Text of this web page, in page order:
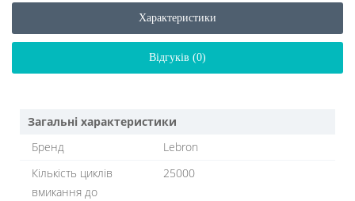
Характеристики
Відгуків (0)
Загальні характеристики
Бренд
Lebron
Кількість циклів
вмикання до
25000